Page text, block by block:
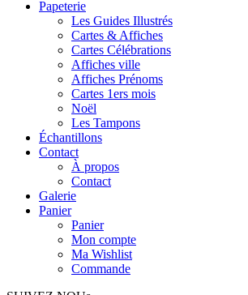
Papeterie
Les Guides Illustrés
Cartes & Affiches
Cartes Célébrations
Affiches ville
Affiches Prénoms
Cartes 1ers mois
Noël
Les Tampons
Échantillons
Contact
À propos
Contact
Galerie
Panier
Panier
Mon compte
Ma Wishlist
Commande